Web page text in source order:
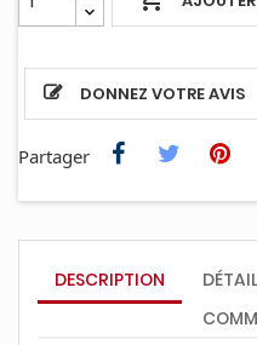
DONNEZ VOTRE AVIS
Partager
DESCRIPTION